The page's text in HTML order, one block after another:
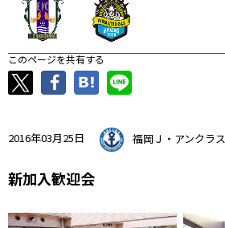
このページを共有する
2016年03月25日 福岡Ｊ・アンクラス
新加入歓迎会